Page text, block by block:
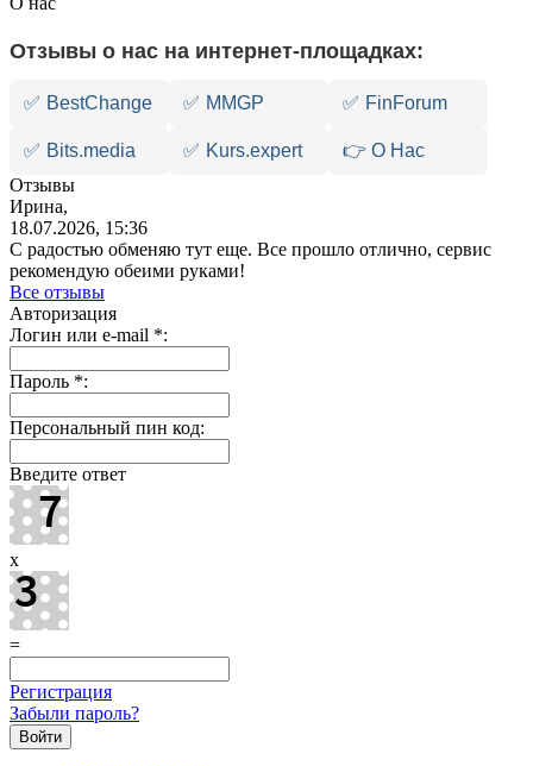
Отзывы о нас на интернет-площадках:
✅ BestChange ✅ MMGP ✅ FinForum
✅ Bits.media ✅ Kurs.expert
👉 О Нас
Отзывы
Ирина,
18.07.2026, 15:36
С радостью обменяю тут еще. Все прошло отлично, сервис
рекомендую обеими руками!
Все отзывы
Авторизация
Логин или e-mail *:
Пароль *:
Персональный пин код:
Введите ответ
x
=
Регистрация
Забыли пароль?